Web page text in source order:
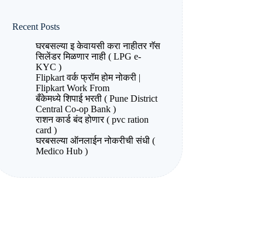
Recent Posts
घरबसल्या इ केवायसी करा नाहीतर गॅस
सिलेंडर मिळणार नाही ( LPG e-
KYC )
Flipkart वर्क फ्रॉम होम नोकरी |
Flipkart Work From
बँकेमध्ये शिपाई भरती ( Pune District
Central Co-op Bank )
राशन कार्ड बंद होणार ( pvc ration
card )
घरबसल्या ऑनलाईन नोकरीची संधी (
Medico Hub )